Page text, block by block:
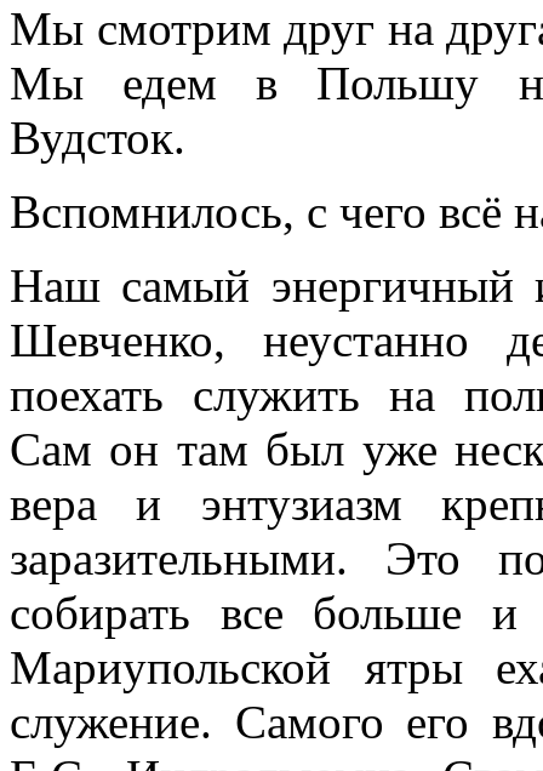
Мы смотрим друг на
Мы едем в Польшу на
Вудсток.
Вспомнилось, с чего всё
Наш самый энергичный
Шевченко, неустанно
поехать служить на
Сам он там был уже
вера и энтузиазм
заразительными. Это
собирать все больше
Мариупольской ятры
служение. Самого его